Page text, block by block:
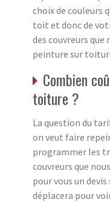
choix de couleurs
toit et donc de
des couvreurs
peinture sur
Combien
toiture ?
La question du
on veut faire
programmer les
couvreurs que
pour vous un
déplacera pour